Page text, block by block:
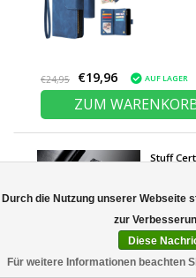
€24,95 €19,96 AUF LAGER
ZUM
Stuff
Noch
Durch die Nutzung unserer Webseite
Diese
Für weitere Informationen beachten